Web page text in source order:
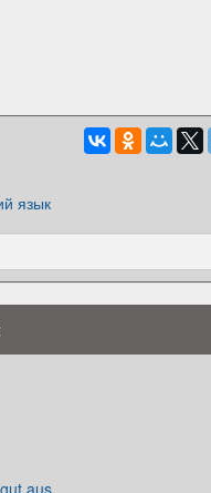
язык
aus